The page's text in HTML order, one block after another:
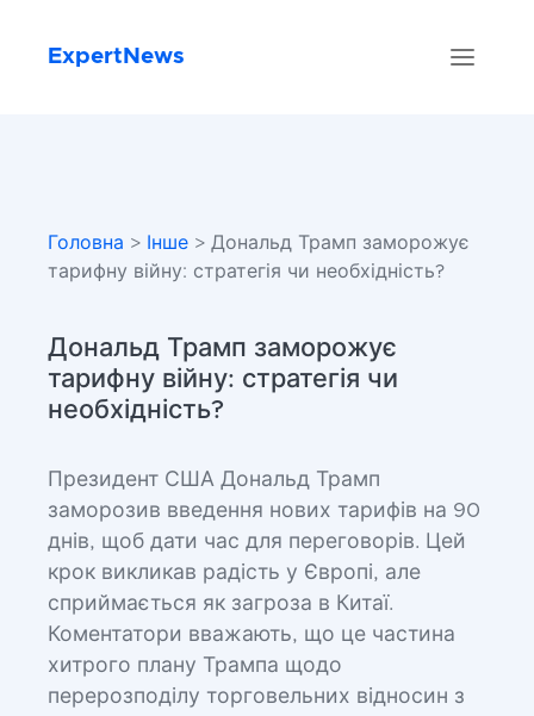
ExpertNews
Головна > Інше > Дональд Трамп заморожує
тарифну війну: стратегія чи необхідність?
Дональд Трамп заморожує
тарифну війну: стратегія чи
необхідність?
Президент США Дональд Трамп
заморозив введення нових тарифів на 90
днів, щоб дати час для переговорів. Цей
крок викликав радість у Європі, але
сприймається як загроза в Китаї.
Коментатори вважають, що це частина
хитрого плану Трампа щодо
перерозподілу торговельних відносин з